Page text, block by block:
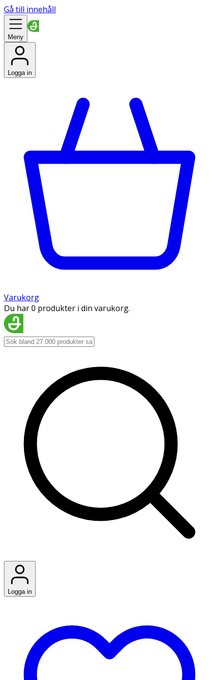
Gå till innehåll
Meny
Logga in
Varukorg
Du har 0 produkter i din varukorg.
Logga in